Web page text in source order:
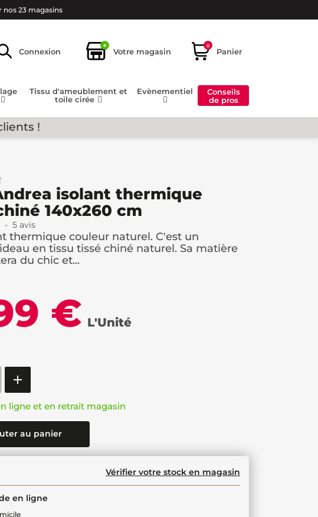
nos 23 magasins
Connexion
+
Votre magasin
0
Panier
Tissu d'ameublement et
toile cirée
Evènementiel
Conseils
de pros
!
isolant thermique
140x260 cm
- 5 avis
thermique couleur naturel. C'est un
en tissu tissé chiné naturel. Sa matière
du chic et...
€ L'Unité
ligne et en retrait magasin
au panier
Vérifier votre stock en magasin
en ligne